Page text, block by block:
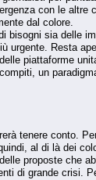
con le
dal colore.
sia delle
Resta
piattaforme
un
tenere conto.
al di là dei
proposte che
di grande crisi.